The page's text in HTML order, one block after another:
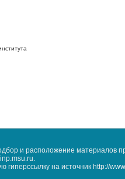
и расположение
на источник http://